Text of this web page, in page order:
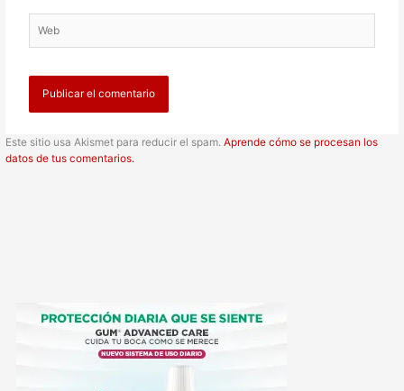
Este sitio usa Akismet para reducir el spam.Aprende cómo se procesan los
datos de tus comentarios.